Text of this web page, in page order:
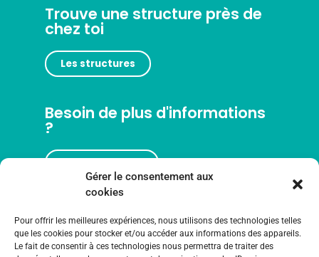
Gérer le consentement aux
cookies
Pour offrir les meilleures expériences, nous utilisons des technologies telles
que les cookies pour stocker et/ou accéder aux informations des appareils.
Le fait de consentir à ces technologies nous permettra de traiter des
Trouve une structure près de
chez toi
Les structures
Besoin de plus d'informations
?